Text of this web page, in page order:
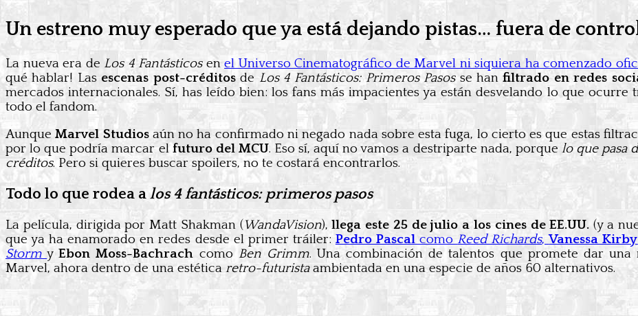
Un estreno muy esperado que ya está dejando pistas… fuera de
La nueva era de Los 4 Fantásticosenel Universo Cinematográfico de Marvel ni siquiera ha comenzado
qué hablar! Las escenas post-créditosde Los 4 Fantásticos: Primeros Pasosse hanfiltrado en redes
mercados internacionales. Sí, has leído bien: los fans más impacientes ya están desvelando lo que
todo el fandom.
AunqueMarvel Studiosaún no ha confirmado ni negado nada sobre esta fuga, lo cierto es que estas
por lo que podría marcar el futuro del MCU. Eso sí, aquí no vamos a destriparte nada, porque lo que pasa
créditos. Pero si quieres buscar spoilers, no te costará encontrarlos.
Todo lo que rodea a los 4 fantásticos: primeros pasos
La película, dirigida por Matt Shakman (WandaVision),llega este 25 de julio a los cines de EE.UU. (y a
que ya ha enamorado en redes desde el primer tráiler: Pedro Pascalcomo Reed Richards,Vanessa Kirby
Storm yEbon Moss-Bachrach como Ben Grimm. Una combinación de talentos que promete dar
Marvel, ahora dentro de una estética retro-futuristaambientada en una especie de años 60 alternativos.